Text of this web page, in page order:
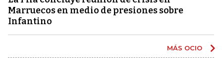
Marruecos en medio de presiones sobre
Infantino
MÁS OCIO